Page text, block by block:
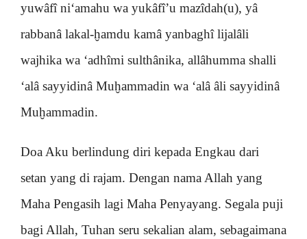
yuwâfî ni‘amahu wa yukâfî’u mazîdah(u), yâ
rabbanâ lakal-ḫamdu kamâ yanbaghî lijalâli
wajhika wa ‘adhîmi sulthânika, allâhumma shalli
‘alâ sayyidinâ Muḫammadin wa ‘alâ âli sayyidinâ
Muḫammadin.
Doa Aku berlindung diri kepada Engkau dari
setan yang di rajam. Dengan nama Allah yang
Maha Pengasih lagi Maha Penyayang. Segala puji
bagi Allah, Tuhan seru sekalian alam, sebagaimana